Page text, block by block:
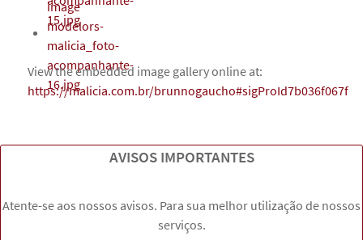
View the embedded image gallery online at:
https://malicia.com.br/brunnogaucho#sigProId7b036f067f
AVISOS IMPORTANTES
Atente-se aos nossos avisos. Para sua melhor utilização de nossos
serviços.